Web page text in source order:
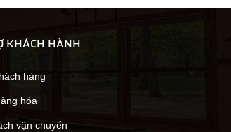
KHÁCH HÀNH
hàng
hóa
vận chuyển